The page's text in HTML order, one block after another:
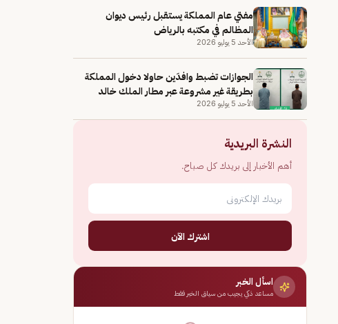
مفتي عام المملكة يستقبل رئيس ديوان
المظالم في مكتبه بالرياض
الأحد 5 يوليو 2026
الجوازات تضبط وافدَين حاولا دخول المملكة
بطريقة غير مشروعة عبر مطار الملك خالد
الأحد 5 يوليو 2026
النشرة البريدية
أهم الأخبار إلى بريدك كل صباح.
اشترك الآن
اسأل الخبر
مساعد ذكي يجيب من سياق الخبر فقط